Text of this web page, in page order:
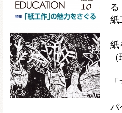
紙
紙
パ